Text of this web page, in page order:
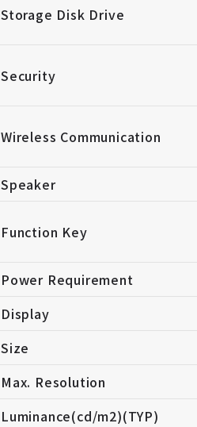
Storage Disk Drive
Security
Wireless Communication
Speaker
Function Key
Power Requirement
Display
Size
Max. Resolution
Luminance(cd/m2)(TYP)